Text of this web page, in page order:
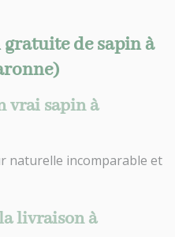
de sapin à
vrai sapin à
naturelle incomparable et
livraison à